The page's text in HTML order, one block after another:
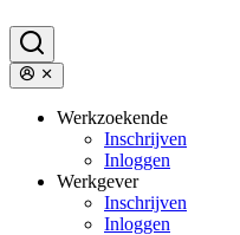
Werkzoekende
Inschrijven
Inloggen
Werkgever
Inschrijven
Inloggen